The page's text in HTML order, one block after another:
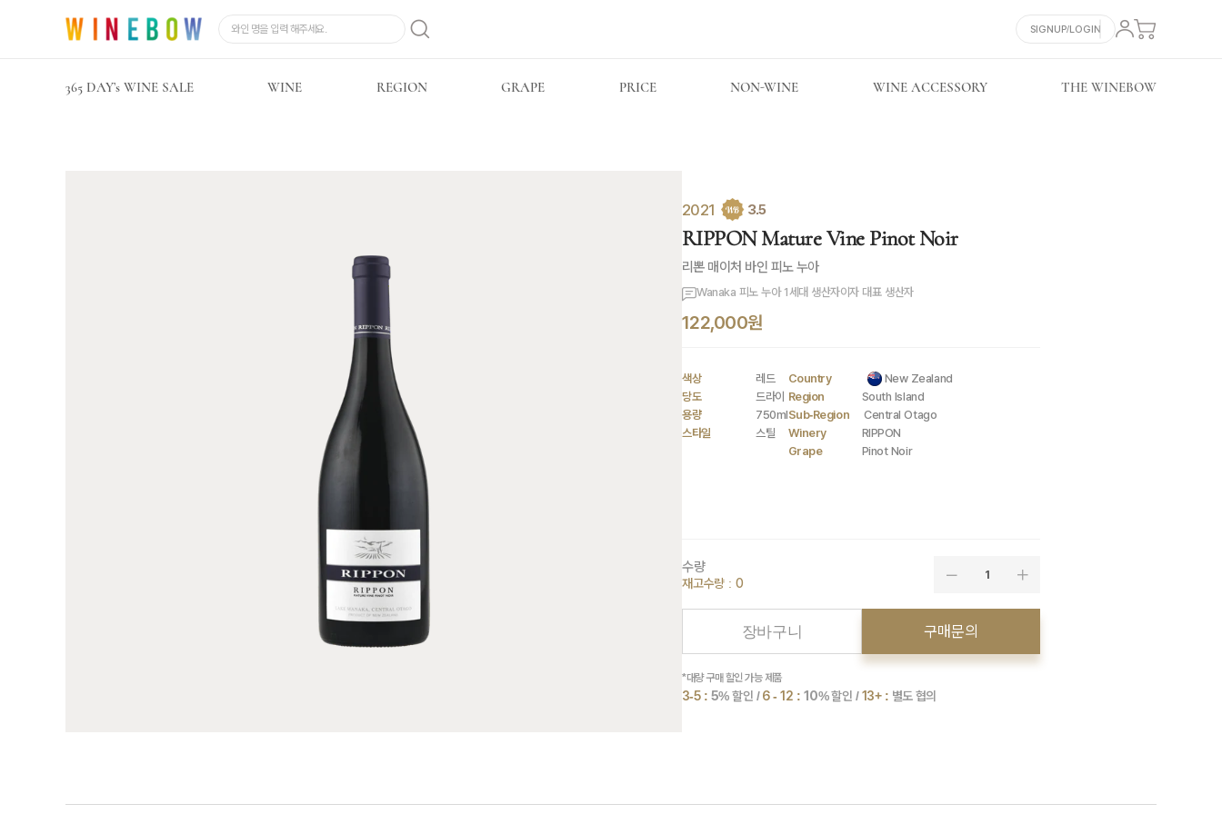
SIGNUP/LOGIN
365 DAY’s WINE SALE WINE REGION GRAPE PRICE NON-WINE WINE ACCESSORY THE WINEBOW
2021 3.5
RIPPON Mature Vine Pinot Noir
리뽄 매이처 바인 피노 누아
Wanaka 피노 누아 1세대 생산자이자 대표 생산자
122,000원
색상
레드
당도
드라이
용량
750ml
스타일
스틸
Country
New Zealand
Region
South Island
Sub-Region
Central Otago
Winery
RIPPON
Grape
Pinot Noir
수량
재고수량 : 0
1
장바구니 구매문의
*대량 구매 할인 가능 제품
3-5 : 5% 할인 /6 - 12 : 10% 할인 /13+ : 별도 협의